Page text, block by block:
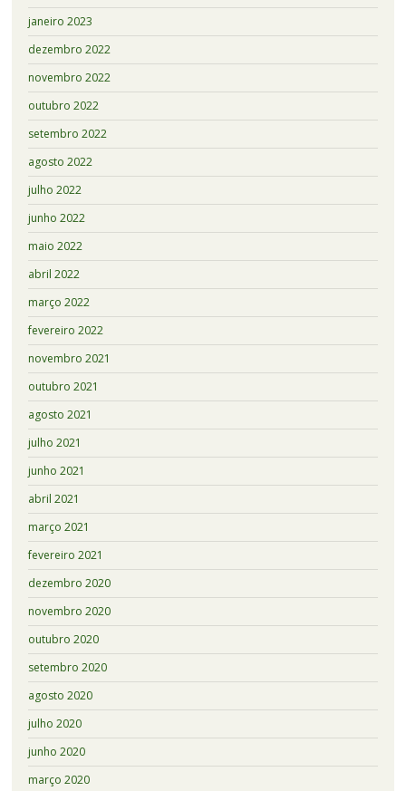
janeiro 2023
dezembro 2022
novembro 2022
outubro 2022
setembro 2022
agosto 2022
julho 2022
junho 2022
maio 2022
abril 2022
março 2022
fevereiro 2022
novembro 2021
outubro 2021
agosto 2021
julho 2021
junho 2021
abril 2021
março 2021
fevereiro 2021
dezembro 2020
novembro 2020
outubro 2020
setembro 2020
agosto 2020
julho 2020
junho 2020
março 2020